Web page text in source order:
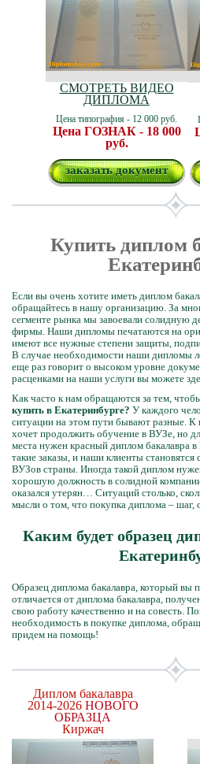
СМОТРЕТЬ ВИДЕО
ДИПЛОМА
Цена типография - 12 000 руб.
Цена ГОЗНАК - 18 000
руб.
заказать документ
Купить диплом
Если вы очень хотите иметь диплом
обращайтесь в нашу организацию. За
сегменте рынка мы завоевали солидную
фирмы. Наши дипломы печатаются на
имеют все нужные степени защиты,
В случае необходимости наши дипломы
еще раз говорит о высоком уровне
расценками на наши услуги вы можете
Как часто к нам обращаются за тем,
купить в Екатеринбурге? У каждого
ситуации на этом пути бывают разные. К
хочет продолжить обучение в ВУЗе, но
места нужен красный диплом бакалавра
такие заказы, и наши клиенты
ВУЗов страны. Иногда такой диплом
хорошую должность в солидной
оказался утерян… Ситуаций столько,
мысли о том, что покупка диплома –
Каким будет образец
Образец диплома бакалавра, который вы
отличается от диплома бакалавра,
свою работу качественно и на совесть.
необходимость в покупке диплома,
придем на помощь!
Диплом бакалавра
2014-2026 НОВОГО
ОБРАЗЦА
Киржач